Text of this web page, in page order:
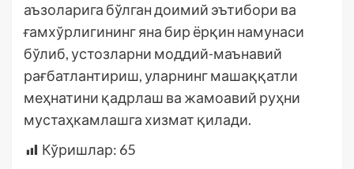
аъзоларига бўлган доимий эътибори ва
ғамхўрлигининг яна бир ёрқин намунаси
бўлиб, устозларни моддий-маънавий
рағбатлантириш, уларнинг машаққатли
меҳнатини қадрлаш ва жамоавий руҳни
мустаҳкамлашга хизмат қилади.
Кўришлар: 65